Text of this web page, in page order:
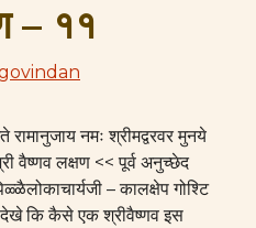
– ११
नमः श्रीमद्वरवर मुनये
वैष्णव लक्षण << पूर्व अनुच्छेद
– कालक्षेप गोश्टि
देखे कि कैसे एक श्रीवैष्णव इस